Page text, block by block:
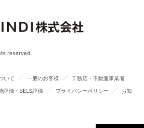
reserved.
いて ／ 一般のお客様 ／ 工務店・不動産事業者
評価・BELS評価 ／ プライバシーポリシー ／
お知